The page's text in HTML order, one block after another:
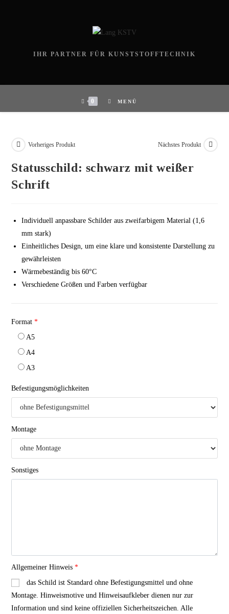
IHR PARTNER FÜR KUNSTSTOFFTECHNIK
0 MENÜ
Vorheriges Produkt Nächstes Produkt
Statusschild: schwarz mit weißer
Schrift
Individuell anpassbare Schilder aus zweifarbigem Material (1,6
mm stark)
Einheitliches Design, um eine klare und konsistente Darstellung zu
gewährleisten
Wärmebeständig bis 60°C
Verschiedene Größen und Farben verfügbar
Format *
A5
A4
A3
Befestigungsmöglichkeiten
Montage
Sonstiges
Allgemeiner Hinweis *
das Schild ist Standard ohne Befestigungsmittel und ohne
Montage. Hinweismotive und Hinweisaufkleber dienen nur zur
Information und sind keine offiziellen Sicherheitszeichen. Alle